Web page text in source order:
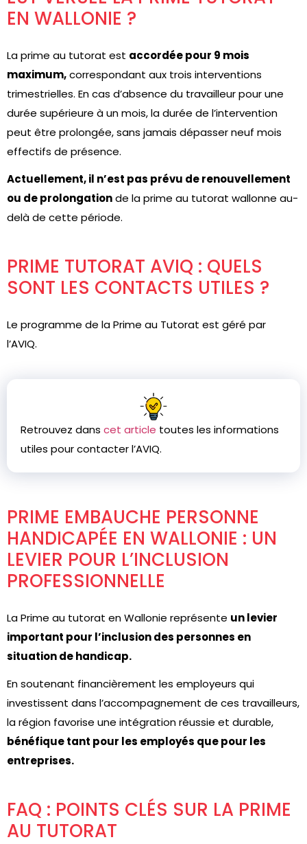
EN WALLONIE ?
La prime au tutorat est accordée pour 9 mois
maximum,correspondant aux trois interventions
trimestrielles. En cas d’absence du travailleur pour une
durée supérieure à un mois, la durée de l’intervention
peut être prolongée, sans jamais dépasser neuf mois
effectifs de présence.
Actuellement, il n’est pas prévu de renouvellement
ou de prolongationde la prime au tutorat wallonne au-
delà de cette période.
PRIME TUTORAT AVIQ : QUELS
SONT LES CONTACTS UTILES ?
Le programme de la Prime au Tutorat est géré par
l’AVIQ.
Retrouvez dans cet article toutes les informations
utiles pour contacter l’AVIQ.
PRIME EMBAUCHE PERSONNE
HANDICAPÉE EN WALLONIE : UN
LEVIER POUR L’INCLUSION
PROFESSIONNELLE
La Prime au tutorat en Wallonie représente un levier
important pour l’inclusion des personnes en
situation de handicap.
En soutenant financièrement les employeurs qui
investissent dans l’accompagnement de ces travailleurs,
la région favorise une intégration réussie et durable,
bénéfique tant pour les employés que pour les
entreprises.
FAQ : POINTS CLÉS SUR LA PRIME
AU TUTORAT